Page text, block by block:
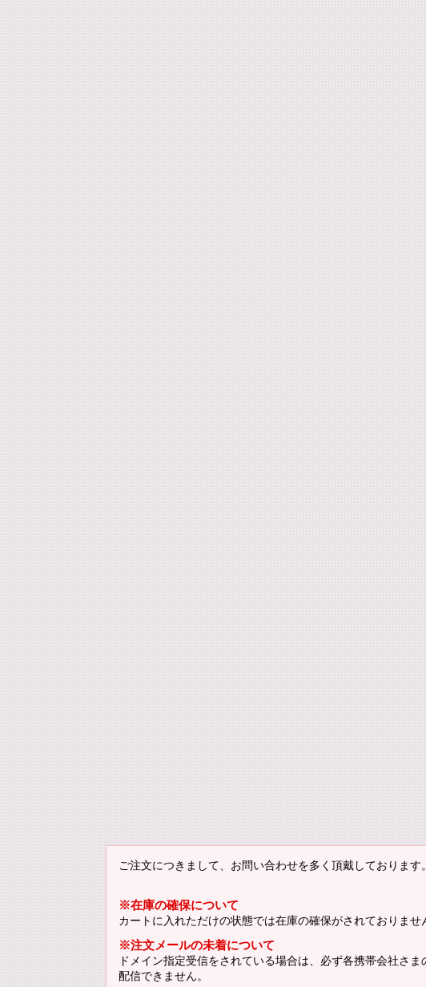
ご注文につきまして、お問い合わせを多く頂戴しておりま
※在庫の確保について
カートに入れただけの状態では在庫の確保がされておりま
※注文メールの未着について
ドメイン指定受信をされている場合は、必ず各携帯会社さ
配信できません。